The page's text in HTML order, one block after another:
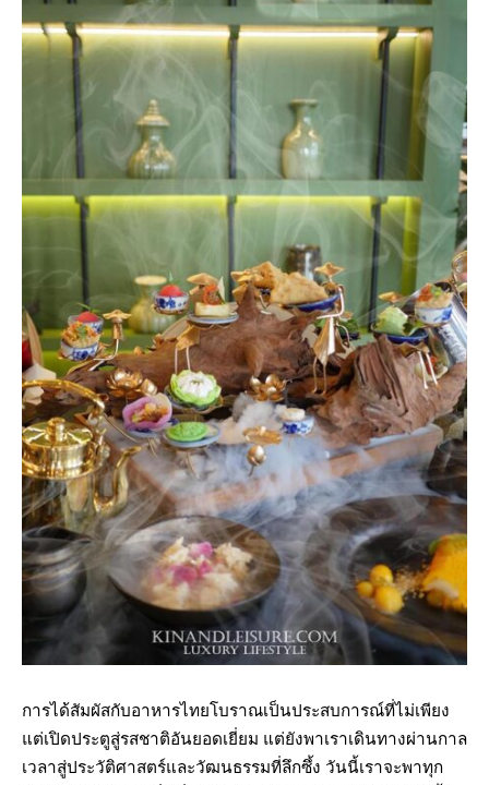
การได้สัมผัสกับอาหารไทยโบราณเป็นประสบการณ์ที่ไม่เพียง
แต่เปิดประตูสู่รสชาติอันยอดเยี่ยม แต่ยังพาเราเดินทางผ่านกาล
เวลาสู่ประวัติศาสตร์และวัฒนธรรมที่ลึกซึ้ง วันนี้เราจะพาทุก